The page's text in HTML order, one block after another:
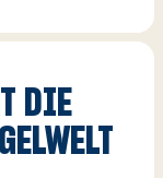
DIE